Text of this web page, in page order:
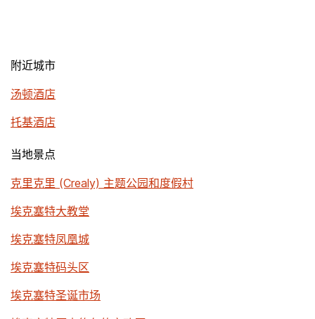
附近城市
汤顿酒店
托基酒店
当地景点
克里克里 (Crealy) 主题公园和度假村
埃克塞特大教堂
埃克塞特凤凰城
埃克塞特码头区
埃克塞特圣诞市场